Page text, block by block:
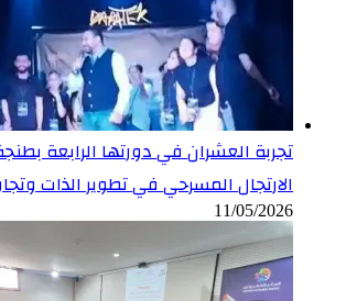
تجربة العشران في دورتها الرابعة
الارتجال المسرحي في تطوير الذات
11/05/2026